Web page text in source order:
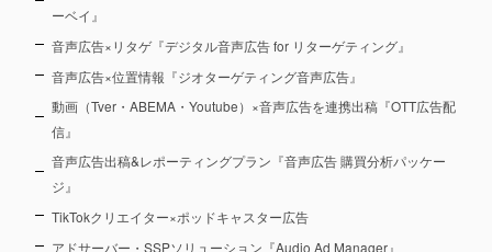
ーベイ』
音声広告×リタゲ『デジタル音声広告 for リターゲティング』
音声広告×位置情報『ジオターゲティング音声広告』
動画（Tver・ABEMA・Youtube）×音声広告を連携出稿『OTT広告配
信』
音声広告出稿&レポーティングプラン『音声広告 購買分析パッケー
ジ』
TikTokクリエイター×ポッドキャスター広告
アドサーバー・SSPソリューション『Audio Ad Manager』